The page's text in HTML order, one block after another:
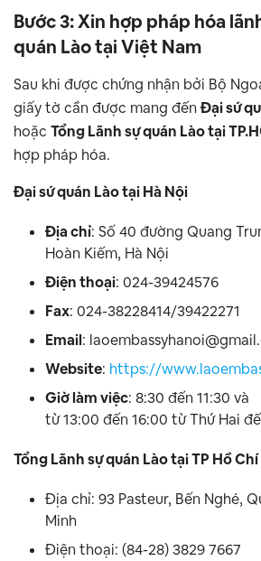
Bước 3: Xin hợp pháp hóa
quán Lào tại Việt Nam
Sau khi được chứng nhận bởi Bộ
giấy tờ cần được mang đếnĐại sứ
hoặc Tổng Lãnh sự quán Lào tại
hợp pháp hóa.
Đại sứ quán Lào tại Hà Nội
Địa chỉ: Số 40 đường Quang
Hoàn Kiếm, Hà Nội
Điện thoại: 024-39424576
Fax: 024-38228414/39422271
Email:
Website: https://
Giờ làm việc: 8:30 đến 11:30 và
từ 13:00 đến 16:00 từ Thứ Hai
Tổng Lãnh sự quán Lào tại TP Hồ
Địa chỉ: 93 Pasteur, Bến Nghé,
Minh
Điện thoại: (84-28) 3829 7667